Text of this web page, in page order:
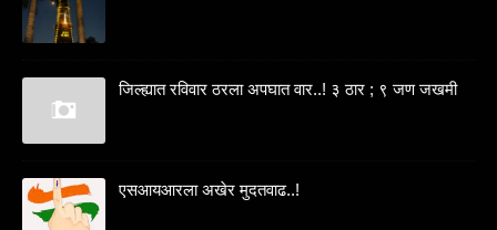
जिल्ह्यात रविवार ठरला अपघात वार..! ३ ठार ; ९ जण जखमी
एसआयआरला अखेर मुदतवाढ..!